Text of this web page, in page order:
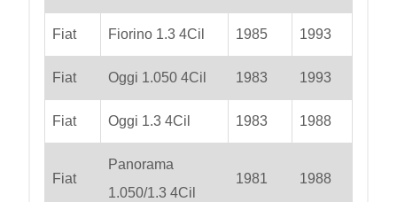
Fiat Fiorino 1.3 4Cil 1985 1993
Fiat Oggi 1.050 4Cil 1983 1993
Fiat Oggi 1.3 4Cil 1983 1988
Fiat
Panorama
1.050/1.3 4Cil
1981 1988